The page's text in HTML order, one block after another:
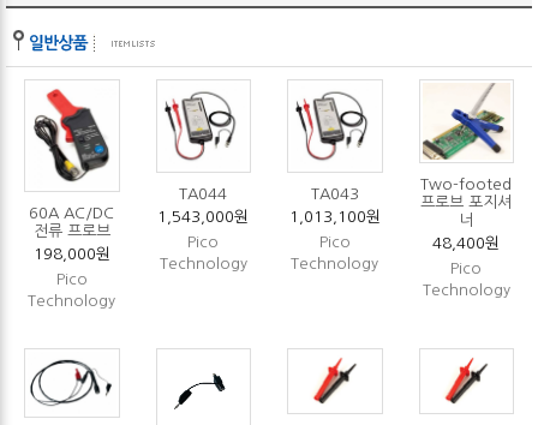
60A AC/DC
전류 프로브
198,000원
Pico
Technology
TA044
1,543,000원
Pico
Technology
TA043
1,013,100원
Pico
Technology
Two-footed
프로브 포지셔
너
48,400원
Pico
Technology